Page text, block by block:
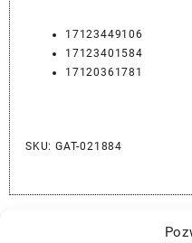
17123449106
17123401584
17120361781
SKU: GAT-021884
Najlepszej Jakości Części